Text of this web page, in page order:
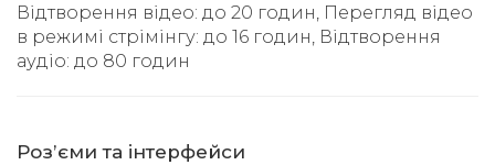
Відтворення відео: до 20 годин, Перегляд відео
в режимі стрімінгу: до 16 годин, Відтворення
аудіо: до 80 годин
Розʼєми та інтерфейси